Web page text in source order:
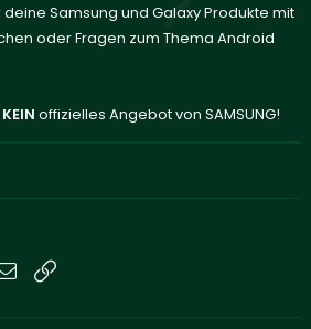
Samsung und Galaxy Produkte mit
oder Fragen zum Thema Android
KEIN offizielles Angebot von SAMSUNG!
E-Mail